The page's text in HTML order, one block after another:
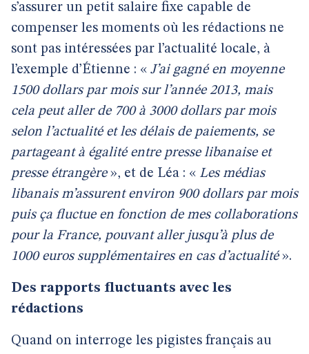
s’assurer un petit salaire fixe capable de
compenser les moments où les rédactions ne
sont pas intéressées par l’actualité locale, à
l’exemple d’Étienne : « J’ai gagné en moyenne
1500 dollars par mois sur l’année 2013, mais
cela peut aller de 700 à 3000 dollars par mois
selon l’actualité et les délais de paiements, se
partageant à égalité entre presse libanaise et
presse étrangère», et de Léa : « Les médias
libanais m’assurent environ 900 dollars par mois
puis ça fluctue en fonction de mes collaborations
pour la France, pouvant aller jusqu’à plus de
1000 euros supplémentaires en cas d’actualité».
Des rapports fluctuants avec les
rédactions
Quand on interroge les pigistes français au